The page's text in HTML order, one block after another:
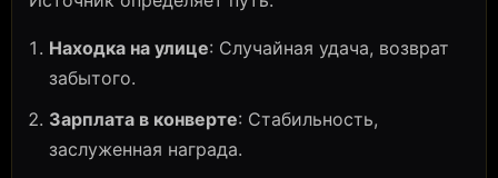
Находка на улице: Случайная удача, возврат
забытого.
Зарплата в конверте: Стабильность,
заслуженная награда.